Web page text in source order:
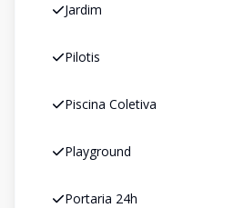
Jardim
Pilotis
Piscina Coletiva
Playground
Portaria 24h